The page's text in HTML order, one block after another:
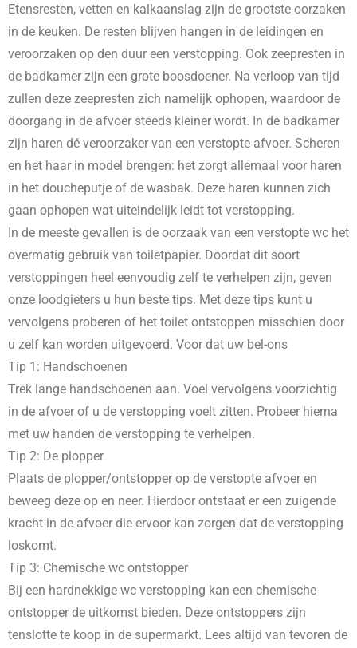
Etensresten, vetten en kalkaanslag zijn de grootste oorzaken
in de keuken. De resten blijven hangen in de leidingen en
veroorzaken op den duur een verstopping. Ook zeepresten in
de badkamer zijn een grote boosdoener. Na verloop van tijd
zullen deze zeepresten zich namelijk ophopen, waardoor de
doorgang in de afvoer steeds kleiner wordt. In de badkamer
zijn haren dé veroorzaker van een verstopte afvoer. Scheren
en het haar in model brengen: het zorgt allemaal voor haren
in het doucheputje of de wasbak. Deze haren kunnen zich
gaan ophopen wat uiteindelijk leidt tot verstopping.
In de meeste gevallen is de oorzaak van een verstopte wc het
overmatig gebruik van toiletpapier. Doordat dit soort
verstoppingen heel eenvoudig zelf te verhelpen zijn, geven
onze loodgieters u hun beste tips. Met deze tips kunt u
vervolgens proberen of het toilet ontstoppen misschien door
u zelf kan worden uitgevoerd. Voor dat uw bel-ons
Tip 1: Handschoenen
Trek lange handschoenen aan. Voel vervolgens voorzichtig
in de afvoer of u de verstopping voelt zitten. Probeer hierna
met uw handen de verstopping te verhelpen.
Tip 2: De plopper
Plaats de plopper/ontstopper op de verstopte afvoer en
beweeg deze op en neer. Hierdoor ontstaat er een zuigende
kracht in de afvoer die ervoor kan zorgen dat de verstopping
loskomt.
Tip 3: Chemische wc ontstopper
Bij een hardnekkige wc verstopping kan een chemische
ontstopper de uitkomst bieden. Deze ontstoppers zijn
tenslotte te koop in de supermarkt. Lees altijd van tevoren de